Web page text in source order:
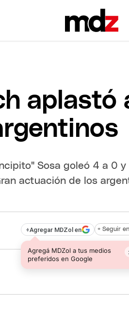
aplastó
Sosa goleó 4 a 0
actuación de los
+Agregar MDZol en
Agregá MDZol a tus medios
preferidos en Google
+ Seguir en